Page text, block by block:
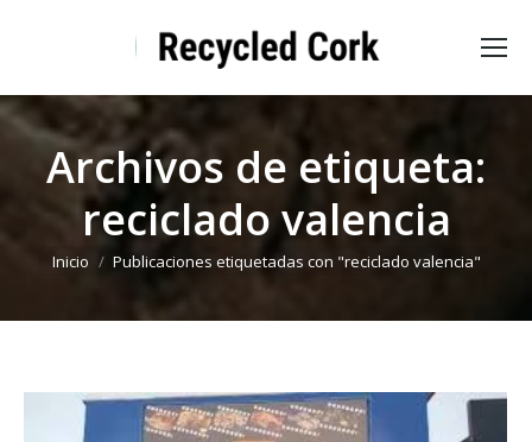
Archivos de etiqueta:
reciclado valencia
Estás aquí:
Inicio Publicaciones etiquetadas con "reciclado valencia"